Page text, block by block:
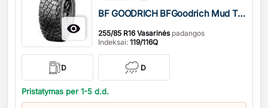

BF GOODRICH BFGoodrich Mud Terrain 3
255/85 R16 Vasarinėspadangos
Indeksai: 119/116Q
D D
Pristatymas per 1-5 d.d.